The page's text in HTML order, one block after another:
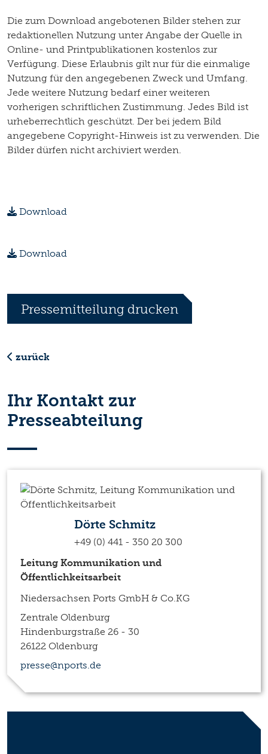
Die zum Download angebotenen Bilder stehen zur
redaktionellen Nutzung unter Angabe der Quelle in
Online- und Printpublikationen kostenlos zur
Verfügung. Diese Erlaubnis gilt nur für die einmalige
Nutzung für den angegebenen Zweck und Umfang.
Jede weitere Nutzung bedarf einer weiteren
vorherigen schriftlichen Zustimmung. Jedes Bild ist
urheberrechtlich geschützt. Der bei jedem Bild
angegebene Copyright-Hinweis ist zu verwenden. Die
Bilder dürfen nicht archiviert werden.
Download
Download
Pressemitteilung drucken
zurück
Ihr Kontakt zur
Presseabteilung
Dörte Schmitz
+49 (0) 441 - 350 20 300
Leitung Kommunikation und
Öffentlichkeitsarbeit
Niedersachsen Ports GmbH & Co.KG
Zentrale Oldenburg
Hindenburgstraße 26 - 30
26122 Oldenburg
presse@nports.de